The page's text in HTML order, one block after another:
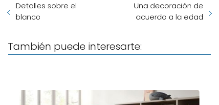
Detalles sobre el
blanco
Una decoración de
acuerdo a la edad
También puede interesarte: